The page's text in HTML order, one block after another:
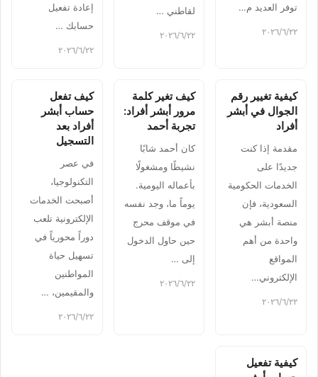
توفر العديد م…
٢٢‏/٦‏/٢٠٢٦
لقاطني …
٢٢‏/٦‏/٢٠٢٦
إعادة تفعيل
حسابك …
٢٢‏/٦‏/٢٠٢٦
كيفية تغيير رقم
الجوال في أبشر
أفراد
مقدمة إذا كنت
جديدًا على
الخدمات الحكومية
السعودية، فإن
منصة أبشر هي
واحدة من أهم
المواقع
الإلكتروني…
٢٢‏/٦‏/٢٠٢٦
كيف تغير كلمة
مرور أبشر أفراد:
تجربة أحمد
كان أحمد شابًا
نشيطًا ومشغولًا
بأعماله اليومية.
يوماً ما، وجد نفسه
في موقف محرج
حين حاول الدخول
إلى …
٢٢‏/٦‏/٢٠٢٦
كيف تفعل
حساب أبشر
أفراد بعد
التسجيل
في عصر
التكنولوجيا،
أصبحت الخدمات
الإلكترونية تلعب
دوراً محورياً في
تسهيل حياة
المواطنين
والمقيمين، …
٢٢‏/٦‏/٢٠٢٦
كيفية تفعيل